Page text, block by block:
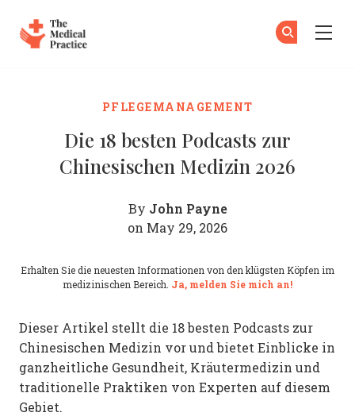
PFLEGEMANAGEMENT
Die 18 besten Podcasts zur
Chinesischen Medizin 2026
By John Payne
on May 29, 2026
Erhalten Sie die neuesten Informationen von den klügsten Köpfen im
medizinischen Bereich. Ja, melden Sie mich an!
Dieser Artikel stellt die 18 besten Podcasts zur
Chinesischen Medizin vor und bietet Einblicke in
ganzheitliche Gesundheit, Kräutermedizin und
traditionelle Praktiken von Experten auf diesem
Gebiet​​.